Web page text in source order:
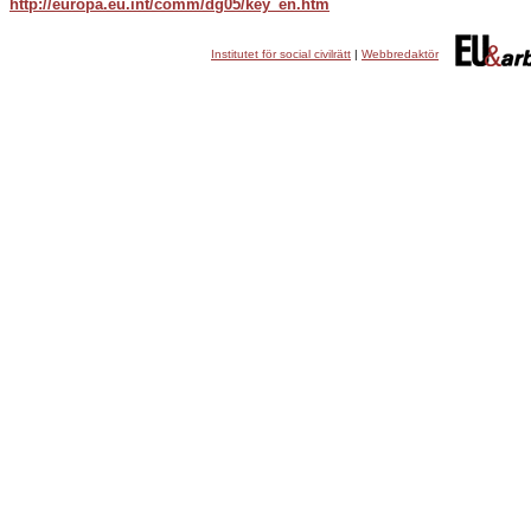
http://europa.eu.int/comm/dg05/key_en.htm
Institutet för social civilrätt | Webbredaktör